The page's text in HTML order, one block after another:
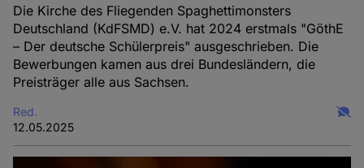
Die Kirche des Fliegenden Spaghettimonsters
Deutschland (KdFSMD) e.V. hat 2024 erstmals "GöthE
– Der deutsche Schülerpreis" ausgeschrieben. Die
Bewerbungen kamen aus drei Bundesländern, die
Preisträger alle aus Sachsen.
Red.
12.05.2025